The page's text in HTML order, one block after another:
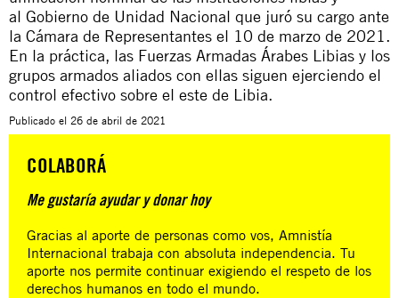
al Gobierno de Unidad Nacional que juró su cargo ante
la Cámara de Representantes el 10 de marzo de 2021.
En la práctica, las Fuerzas Armadas Árabes Libias y los
grupos armados aliados con ellas siguen ejerciendo el
control efectivo sobre el este de Libia.
Publicado el 26 de abril de 2021
COLABORÁ
Me gustaría ayudar y donar hoy
Gracias al aporte de personas como vos, Amnistía
Internacional trabaja con absoluta independencia. Tu
aporte nos permite continuar exigiendo el respeto de los
derechos humanos en todo el mundo.